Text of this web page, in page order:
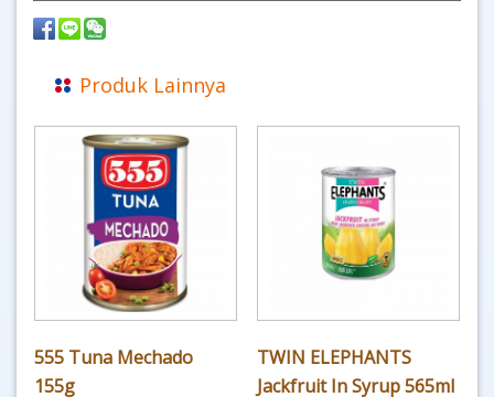
Produk Lainnya
555 Tuna Mechado
155g
TWIN ELEPHANTS
Jackfruit In Syrup 565ml